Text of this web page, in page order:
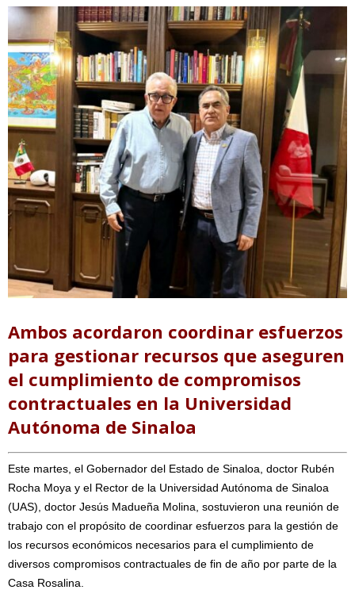
Ambos acordaron coordinar esfuerzos
para gestionar recursos que aseguren
el cumplimiento de compromisos
contractuales en la Universidad
Autónoma de Sinaloa
Este martes, el Gobernador del Estado de Sinaloa, doctor Rubén
Rocha Moya y el Rector de la Universidad Autónoma de Sinaloa
(UAS), doctor Jesús Madueña Molina, sostuvieron una reunión de
trabajo con el propósito de coordinar esfuerzos para la gestión de
los recursos económicos necesarios para el cumplimiento de
diversos compromisos contractuales de fin de año por parte de la
Casa Rosalina.